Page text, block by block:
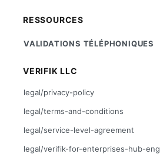
RESSOURCES
VALIDATIONS TÉLÉPHONIQUES
VERIFIK LLC
legal/privacy-policy
legal/terms-and-conditions
legal/service-level-agreement
legal/verifik-for-enterprises-hub-eng